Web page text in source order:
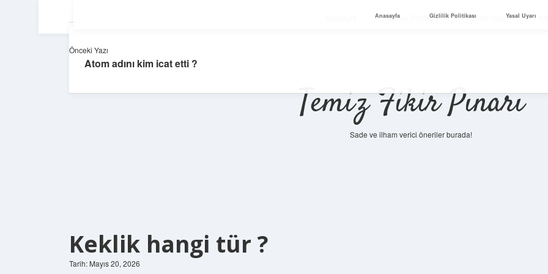
Gizlilik Politikası Yasal Uyarı
Temiz Fikir Pınarı
Sade ve ilham verici öneriler burada!
Keklik hangi tür ?
Tarih: Mayıs 20, 2026
Önceki Yazı
Atom adını kim icat etti ?
Anasayfa Gizlilik Politikası Yasal Uyarı